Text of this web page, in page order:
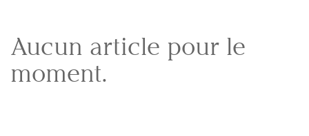
Aucun article pour le
moment.